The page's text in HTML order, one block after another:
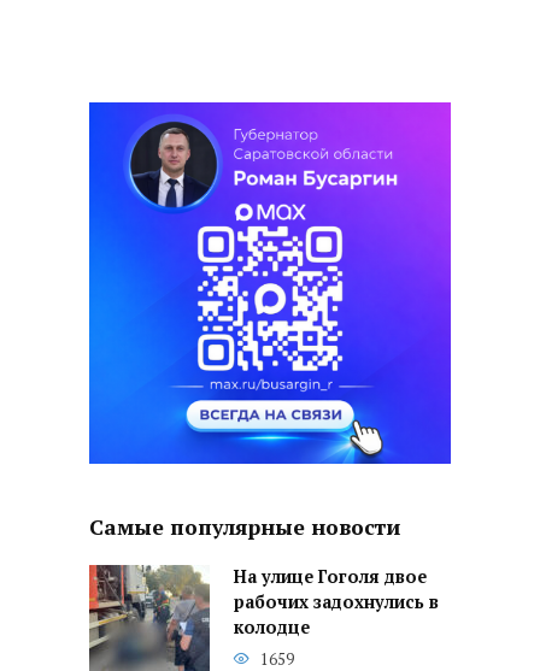
Самые популярные новости
На улице Гоголя двое
рабочих задохнулись в
колодце
1659